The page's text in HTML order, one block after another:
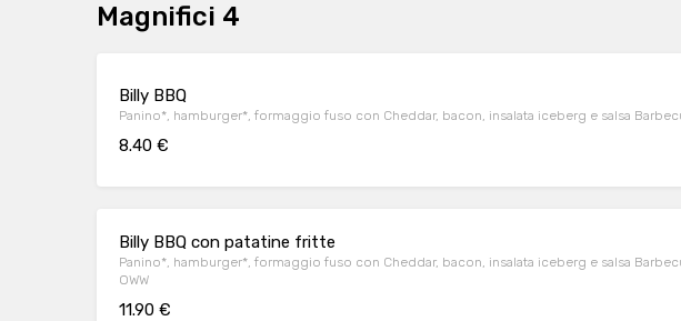
Magnifici 4
Billy BBQ
Panino*, hamburger*, formaggio fuso con Cheddar, bacon, insalata iceberg e salsa
8.40 €
Billy BBQ con patatine fritte
Panino*, hamburger*, formaggio fuso con Cheddar, bacon, insalata iceberg e salsa
OWW
11.90 €